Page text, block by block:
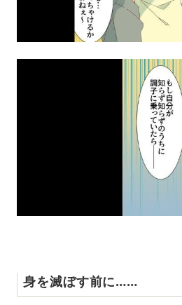
身を滅ぼす前に……